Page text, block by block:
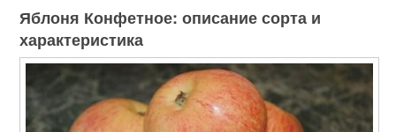
Яблоня Конфетное: описание сорта и
характеристика